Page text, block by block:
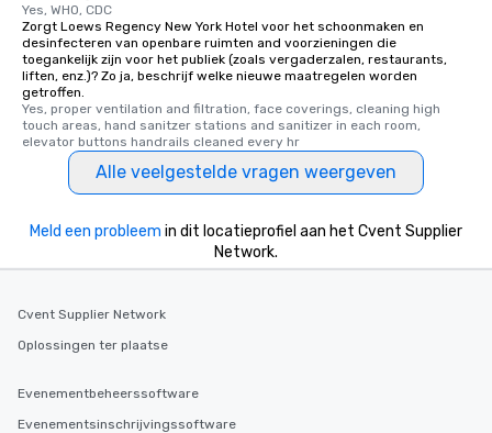
Yes, WHO, CDC
Zorgt Loews Regency New York Hotel voor het schoonmaken en
desinfecteren van openbare ruimten and voorzieningen die
toegankelijk zijn voor het publiek (zoals vergaderzalen, restaurants,
liften, enz.)? Zo ja, beschrijf welke nieuwe maatregelen worden
getroffen.
Yes, proper ventilation and filtration, face coverings, cleaning high
touch areas, hand sanitzer stations and sanitizer in each room,
elevator buttons handrails cleaned every hr
Alle veelgestelde vragen weergeven
Meld een probleem in dit locatieprofiel aan het Cvent Supplier
Network.
Cvent Supplier Network
Oplossingen ter plaatse
Evenementbeheerssoftware
Evenementsinschrijvingssoftware